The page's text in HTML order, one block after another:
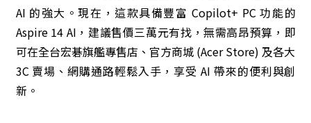
AI 的強大。現在，這款具備豐富 Copilot+ PC 功能的
Aspire 14 AI，建議售價三萬元有找，無需高昂預算，即
可在全台宏碁旗艦專售店、官方商城 (Acer Store) 及各大
3C 賣場、網購通路輕鬆入手，享受 AI 帶來的便利與創
新。